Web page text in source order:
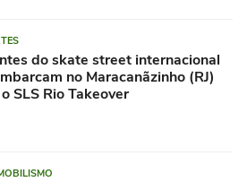
do skate street internacional
no Maracanãzinho (RJ)
SLS Rio Takeover